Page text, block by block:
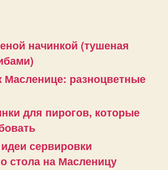
начинкой (тушеная
Масленице: разноцветные
для пирогов, которые
сервировки
стола на Масленицу